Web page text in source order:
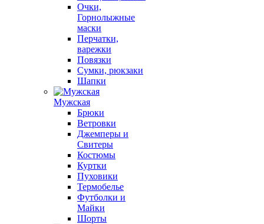
Очки,
Горнолыжные
маски
Перчатки,
варежки
Повязки
Сумки, рюкзаки
Шапки
Мужская
Брюки
Ветровки
Джемперы и
Свитеры
Костюмы
Куртки
Пуховики
Термобелье
Футболки и
Майки
Шорты